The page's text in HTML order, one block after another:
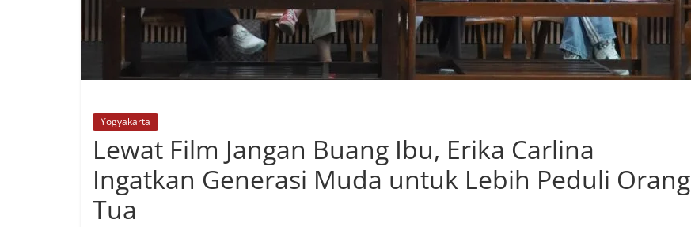
Yogyakarta
Lewat Film Jangan Buang Ibu, Erika Carlina
Ingatkan Generasi Muda untuk Lebih Peduli Orang
Tua